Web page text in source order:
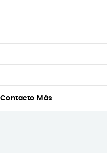
Contacto Más